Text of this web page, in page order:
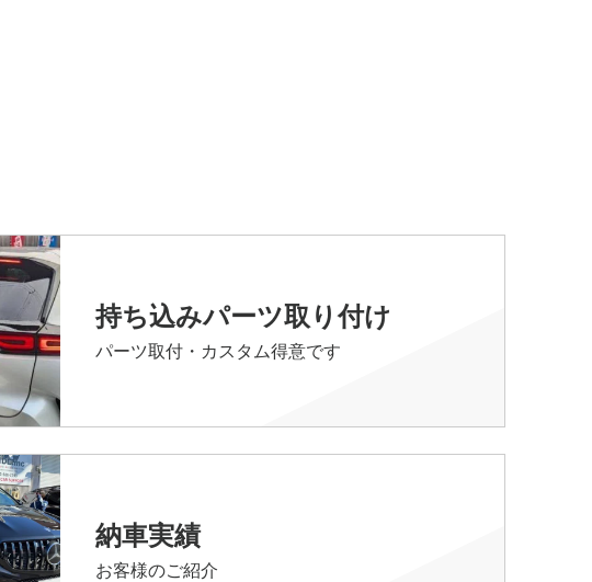
持ち込みパーツ取り付け
パーツ取付・カスタム得意です
納車実績
お客様のご紹介